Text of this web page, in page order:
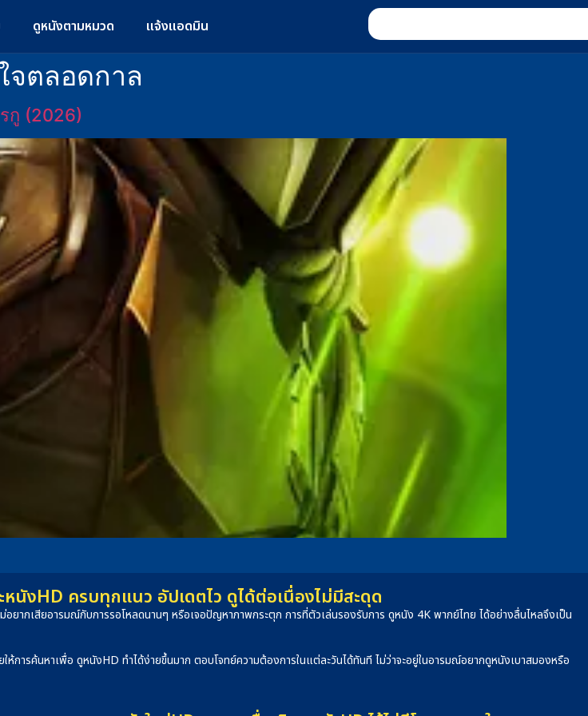
ดูหนังตามหมวด แจ้งแอดมิน
ตลอดกาล
กู (2026)
นังHD ครบทุกแนว อัปเดตไว ดูได้ต่อเนื่องไม่มีสะดุด
ยากเสียอารมณ์กับการรอโหลดนานๆ หรือเจอปัญหาภาพกระตุก การที่ตัวเล่นรองรับการ ดูหนัง 4K พากย์ไทย ได้อย่างลื่นไหลจึงเป็น
รค้นหาเพื่อ ดูหนังHD ทำได้ง่ายขึ้นมาก ตอบโจทย์ความต้องการในแต่ละวันได้ทันที ไม่ว่าจะอยู่ในอารมณ์อยากดูหนังเบาสมองหรือ